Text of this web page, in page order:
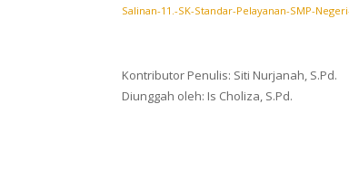
Salinan-11.-SK-Standar-Pelayanan-SMP-
Kontributor Penulis: Siti Nurjanah, S.Pd.
Diunggah oleh: Is Choliza, S.Pd.